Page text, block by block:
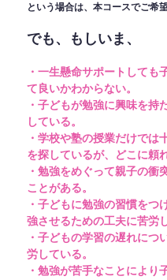
という場合は、本コースでご希
でも、もしいま、
・一生懸命サポートしても
て良いかわからない。
・子どもが勉強に興味を持
している。
・学校や塾の授業だけでは
を探しているが、どこに頼
・勉強をめぐって親子の衝
ことがある。
・子どもに勉強の習慣をつ
強させるための工夫に苦労
・子どもの学習の遅れにつ
労している。
・勉強が苦手なことにより